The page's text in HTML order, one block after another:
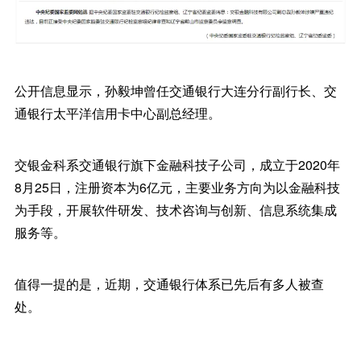
公开信息显示，孙毅坤曾任交通银行大连分行副行长、交
通银行太平洋信用卡中心副总经理。
交银金科系交通银行旗下金融科技子公司，成立于2020年
8月25日，注册资本为6亿元，主要业务方向为以金融科技
为手段，开展软件研发、技术咨询与创新、信息系统集成
服务等。
值得一提的是，近期，交通银行体系已先后有多人被查
处。